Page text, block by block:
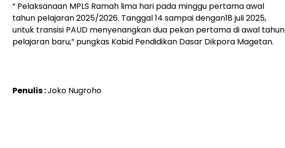
“ Pelaksanaan MPLS Ramah lima hari pada minggu pertama awal
tahun pelajaran 2025/2026. Tanggal 14 sampai dengan18 juli 2025,
untuk transisi PAUD menyenangkan dua pekan pertama di awal tahun
pelajaran baru,” pungkas Kabid Pendidikan Dasar Dikpora Magetan.
Penulis :Joko Nugroho